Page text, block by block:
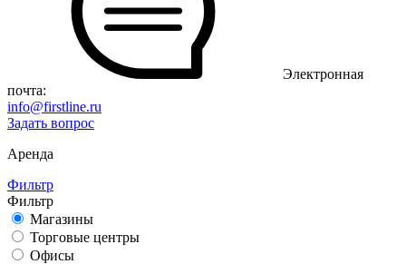
Электронная
почта:
info@firstline.ru
Задать вопрос
Аренда
Фильтр
Фильтр
Магазины
Торговые центры
Офисы